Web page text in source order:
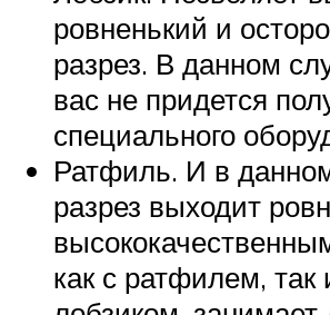
ровненький и
разрез. В данном
вас не придется
специального
Ратфиль. И в
разрез выходит
как с ратфилем, так